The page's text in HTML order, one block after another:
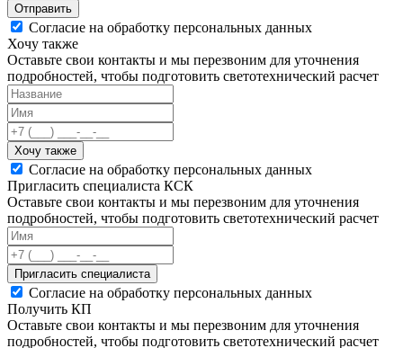
Отправить
Согласие на обработку персональных данных
Хочу также
Оставьте свои контакты и мы перезвоним для уточнения
подробностей, чтобы подготовить светотехнический расчет
Хочу также
Согласие на обработку персональных данных
Пригласить специалиста КСК
Оставьте свои контакты и мы перезвоним для уточнения
подробностей, чтобы подготовить светотехнический расчет
Пригласить специалиста
Согласие на обработку персональных данных
Получить КП
Оставьте свои контакты и мы перезвоним для уточнения
подробностей, чтобы подготовить светотехнический расчет